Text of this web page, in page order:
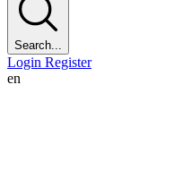
Search...
Login Register
en